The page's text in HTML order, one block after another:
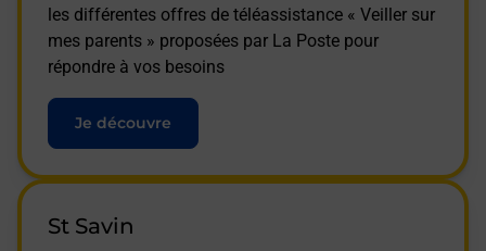
les différentes offres de téléassistance « Veiller sur
mes parents » proposées par La Poste pour
répondre à vos besoins
Je découvre
St Savin